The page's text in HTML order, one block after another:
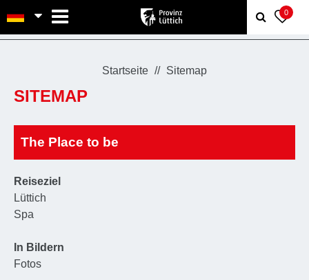
0
Startseite Sitemap
SITEMAP
The Place to be
Reiseziel
Lüttich
Spa
In Bildern
Fotos